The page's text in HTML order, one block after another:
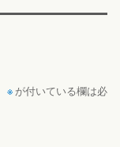
※ が付いている欄は必